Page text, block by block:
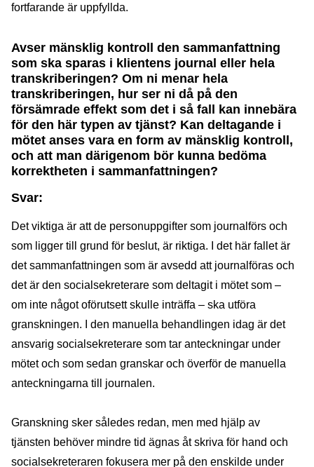
fortfarande är uppfyllda.
Avser mänsklig kontroll den sammanfattning
som ska sparas i klientens journal eller hela
transkriberingen? Om ni menar hela
transkriberingen, hur ser ni då på den
försämrade effekt som det i så fall kan innebära
för den här typen av tjänst? Kan deltagande i
mötet anses vara en form av mänsklig kontroll,
och att man därigenom bör kunna bedöma
korrektheten i sammanfattningen?
Svar:
Det viktiga är att de personuppgifter som journalförs och
som ligger till grund för beslut, är riktiga. I det här fallet är
det sammanfattningen som är avsedd att journalföras och
det är den socialsekreterare som deltagit i mötet som –
om inte något oförutsett skulle inträffa – ska utföra
granskningen. I den manuella behandlingen idag är det
ansvarig socialsekreterare som tar anteckningar under
mötet och som sedan granskar och överför de manuella
anteckningarna till journalen.
Granskning sker således redan, men med hjälp av
tjänsten behöver mindre tid ägnas åt skriva för hand och
socialsekreteraren fokusera mer på den enskilde under